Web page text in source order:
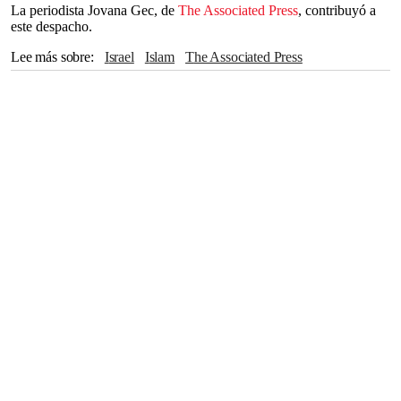
La periodista Jovana Gec, de The Associated Press, contribuyó a
este despacho.
Lee más sobre
Israel Islam
The Associated Press